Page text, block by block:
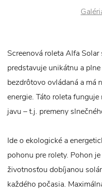
Screenová roleta Alfa
predstavuje unikátnu a
bezdrôtovo ovládaná a má
energie. Táto roleta
javu – t.j. premeny
Ide o ekologické a
pohonu pre rolety. Pohon
životnosťou dobíjanou
každého počasia.